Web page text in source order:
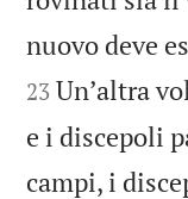
nuovo deve
23 Unʼaltra
e i discepoli
campi, i